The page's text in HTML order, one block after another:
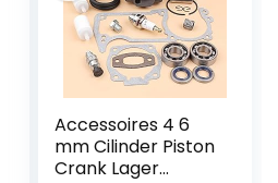
Accessoires 4 6
mm Cilinder Piston
Crank Lager